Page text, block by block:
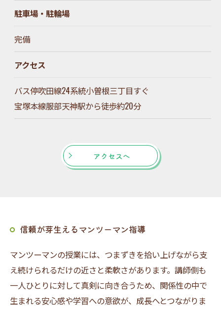
駐車場・駐輪場
完備
アクセス
バス停吹田線24系統小曽根三丁目すぐ
宝塚本線服部天神駅から徒歩約20分
アクセスへ
信頼が芽生えるマンツーマン指導
マンツーマンの授業には、つまずきを拾い上げながら支
え続けられるだけの近さと柔軟さがあります。講師側も
一人ひとりに対して真剣に向き合うため、関係性の中で
生まれる安心感や学習への意欲が、成長へとつながりま